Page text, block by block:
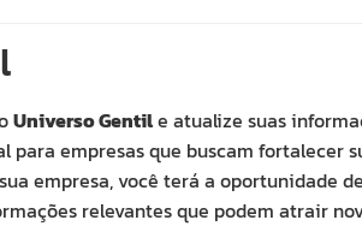
Universo Gentile atualize suas
para empresas que buscam fortalecer
empresa, você terá a oportunidade
relevantes que podem atrair